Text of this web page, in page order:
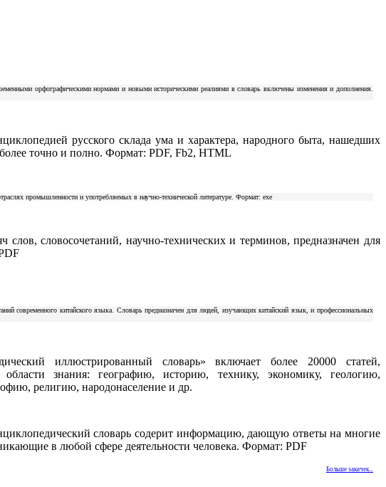
орфографическими нормами и новыми историческими реалиями в словарь включены изменения и дополнения.
русского склада ума и характера, народного быта, нашедших
точно и полно. Формат: PDF, Fb2, HTML
промышленности и употребляемых в научно-технической литературе. Формат: exe
слов, словосочетаний, научно-технических и терминов, предназначен для
современного китайского языка. Словарь предназначен для людей, изучающих китайский язык, и профессиональных
иллюстрированный словарь» включает более 20000 статей,
знания: географию, историю, технику, экономику, геологию,
религию, народонаселение и др.
словарь содерит информацию, дающую ответы на многие
в любой сфере деятельности человека. Формат: PDF
Больше закачек...